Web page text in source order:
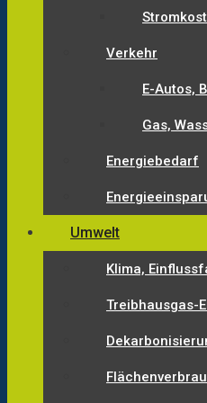
Verkehr
E-Autos,
Gas,
Energiebedarf
Umwelt
Klima,
Treibhausgas-